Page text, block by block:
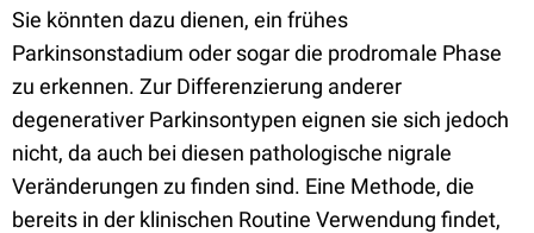
Sie könnten dazu dienen, ein frühes
Parkinsonstadium oder sogar die prodromale Phase
zu erkennen. Zur Differenzierung anderer
degenerativer Parkinsontypen eignen sie sich jedoch
nicht, da auch bei diesen pathologische nigrale
Veränderungen zu finden sind. Eine Methode, die
bereits in der klinischen Routine Verwendung findet,